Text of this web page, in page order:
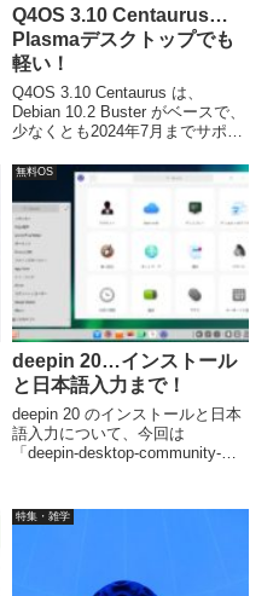
Q4OS 3.10 Centaurus…
Plasmaデスクトップでも
軽い！
Q4OS 3.10 Centaurus は、
Debian 10.2 Buster がベースで、
少なくとも2024年7月までサポー
Plasmaデスクトップであっても
のPCでも大丈夫です。
無料OS
deepin 20…インストール
と日本語入力まで！
deepin 20 のインストールと日本
語入力について、今回は
「deepin-desktop-community-
特に難しいところもなく、流れ通
りで簡単に完了すると思います。
特集・雑学